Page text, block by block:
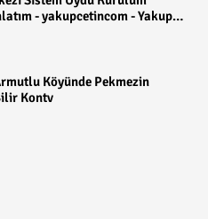
- yakupcetincom - Yakup
Köyünde Pekmezin
Kontv